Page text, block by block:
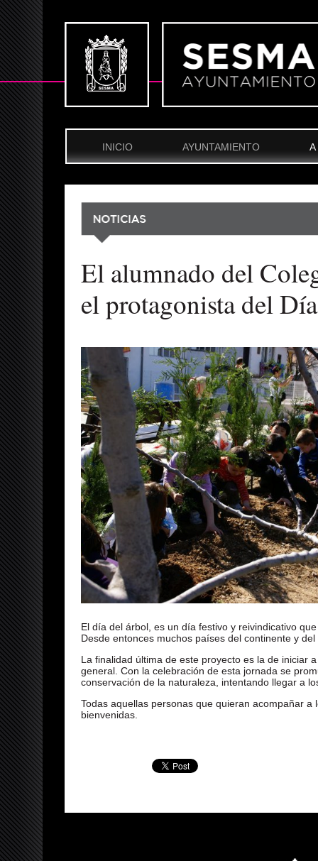
INICIO AYUNTAMIENTO A
El alumnado del
el protagonista del
El día del árbol, es un día festivo y reivindicativo
Desde entonces muchos países del continente y
La finalidad última de este proyecto es la de iniciar
general. Con la celebración de esta jornada se
conservación de la naturaleza, intentando llegar a
Todas aquellas personas que quieran acompañar
bienvenidas.